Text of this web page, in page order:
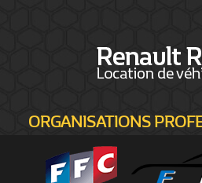
ORGANISATIONS